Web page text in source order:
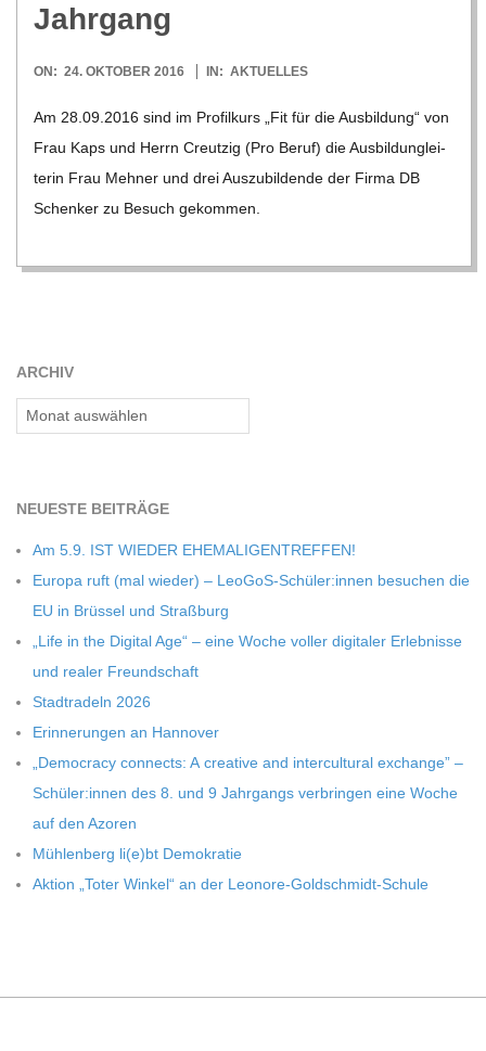
S
C
H
U
L
Jahrgang
2016-
ON: 24. OKTOBER 2016 IN: AKTUELLES
Am 28.09.2016 sind im Pro­fil­kurs „Fit für die Aus­bil­dung“ von
Frau Kaps und Herrn Creut­zig (Pro Beruf) die Aus­bild­un­glei­
te­rin Frau Meh­ner und drei Aus­zu­bil­dende der Firma DB
Schen­ker zu Besuch gekom­men.
ARCHIV
Archiv
NEU­ESTE BEITRÄGE
Am 5.9. IST WIEDER EHEMALIGENTREFFEN!
Europa ruft (mal wie­der) – LeoGoS-Schüler:innen besu­chen die
EU in Brüs­sel und Straßburg
„Life in the Digi­tal Age“ – eine Woche vol­ler digi­ta­ler Erleb­nisse
und rea­ler Freundschaft
Stadt­ra­deln 2026
Erin­ne­run­gen an Hannover
„Demo­cracy con­nects: A crea­tive and inter­cul­tu­ral exch­ange” –
Schüler:innen des 8. und 9 Jahr­gangs ver­brin­gen eine Woche
auf den Azoren
Müh­len­berg li(e)bt Demokratie
Aktion „Toter Win­kel“ an der Leonore-Goldschmidt-Schule